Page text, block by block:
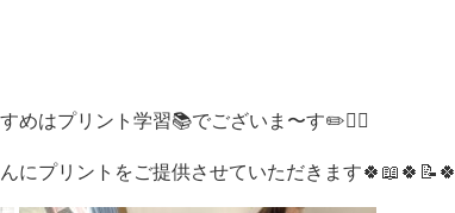
めはプリント学習📚でございま〜す✏️🙇‍♀️
にプリントをご提供させていただきます🍀📖🍀📝🍀